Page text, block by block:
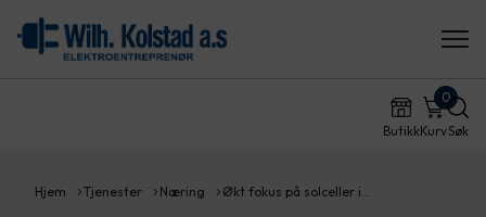
ButikkKurv
0
Søk
Hjem Tjenester Næring Økt fokus på solceller i…